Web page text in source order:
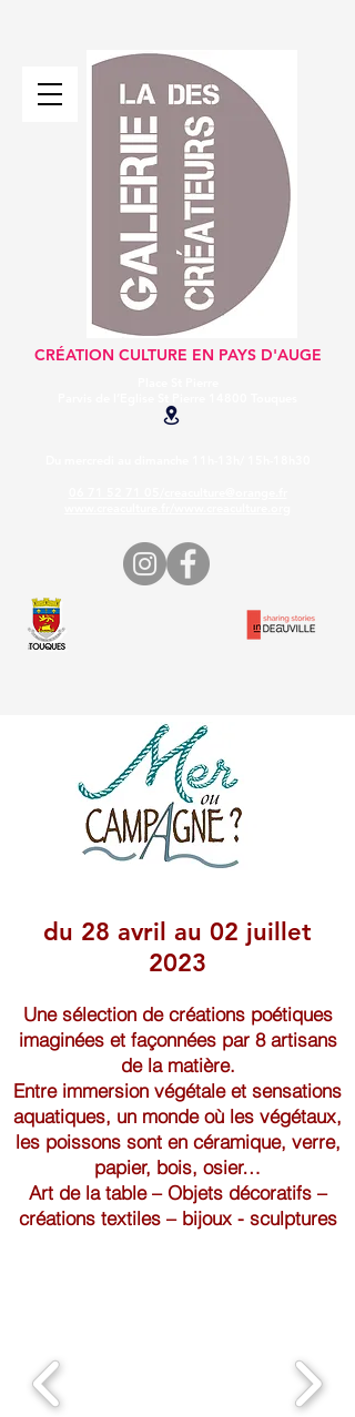
CRÉATION CULTURE EN PAYS D'AUGE
du 28 avril au 02 juillet
2023
Une sélection de créations poétiques
imaginées et façonnées par 8 artisans
de la matière.
Entre immersion végétale et sensations
aquatiques, un monde où les végétaux,
les poissons sont en céramique, verre,
papier, bois, osier…
Art de la table – Objets décoratifs –
créations textiles – bijoux - sculptures